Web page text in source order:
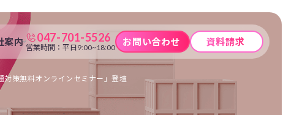
案内
い
047-701-5526
営業時間：平日9:00~18:00 お問い合わせ 資料請求
策無料オンラインセミナー」登壇